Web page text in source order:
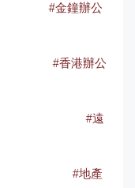
#金鐘辦公
#香港辦公
#遠
#地產